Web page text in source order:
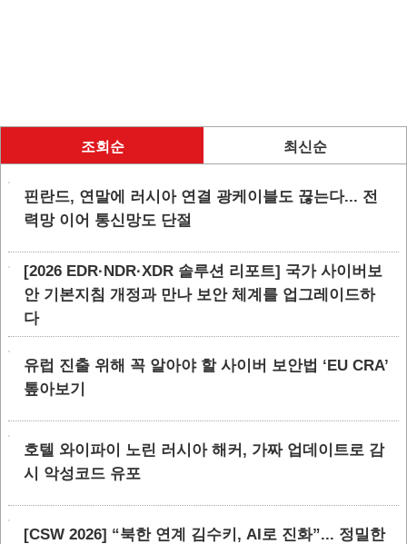
조회순 최신순
핀란드, 연말에 러시아 연결 광케이블도 끊는다... 전
력망 이어 통신망도 단절
[2026 EDR·NDR·XDR 솔루션 리포트] 국가 사이버보
안 기본지침 개정과 만나 보안 체계를 업그레이드하
다
유럽 진출 위해 꼭 알아야 할 사이버 보안법 ‘EU CRA’
톺아보기
호텔 와이파이 노린 러시아 해커, 가짜 업데이트로 감
시 악성코드 유포
[CSW 2026] “북한 연계 김수키, AI로 진화”... 정밀한